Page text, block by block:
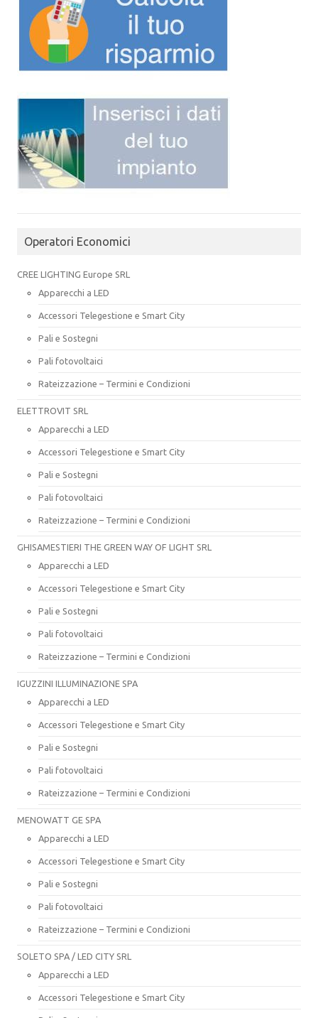
Operatori Economici
CREE LIGHTING Europe SRL
Apparecchi a LED
Accessori Telegestione e Smart City
Pali e Sostegni
Pali fotovoltaici
Rateizzazione – Termini e Condizioni
ELETTROVIT SRL
Apparecchi a LED
Accessori Telegestione e Smart City
Pali e Sostegni
Pali fotovoltaici
Rateizzazione – Termini e Condizioni
GHISAMESTIERI THE GREEN WAY OF LIGHT SRL
Apparecchi a LED
Accessori Telegestione e Smart City
Pali e Sostegni
Pali fotovoltaici
Rateizzazione – Termini e Condizioni
IGUZZINI ILLUMINAZIONE SPA
Apparecchi a LED
Accessori Telegestione e Smart City
Pali e Sostegni
Pali fotovoltaici
Rateizzazione – Termini e Condizioni
MENOWATT GE SPA
Apparecchi a LED
Accessori Telegestione e Smart City
Pali e Sostegni
Pali fotovoltaici
Rateizzazione – Termini e Condizioni
SOLETO SPA / LED CITY SRL
Apparecchi a LED
Accessori Telegestione e Smart City